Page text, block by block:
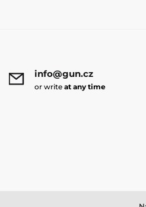
info@gun.cz
or write at any time